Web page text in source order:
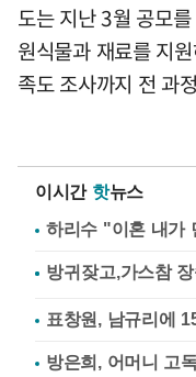
도는 지난 3월 공모
원식물과 재료를 지
족도 조사까지 전 과
이시간 핫뉴스
하리수 "이혼 내가
표창원, 남규리에
방은희, 어머니 고